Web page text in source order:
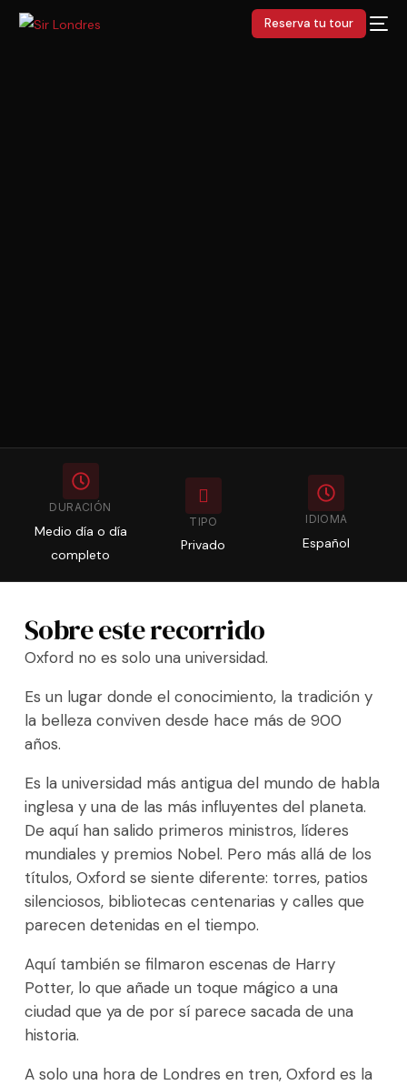
Reserva tu tour
DURACIÓN
Medio día o día
completo
TIPO
Privado
IDIOMA
Español
Sobre este recorrido
Oxford no es solo una universidad.
Es un lugar donde el conocimiento, la tradición y
la belleza conviven desde hace más de 900
años.
Es la universidad más antigua del mundo de habla
inglesa y una de las más influyentes del planeta.
De aquí han salido primeros ministros, líderes
mundiales y premios Nobel. Pero más allá de los
títulos, Oxford se siente diferente: torres, patios
silenciosos, bibliotecas centenarias y calles que
parecen detenidas en el tiempo.
Aquí también se filmaron escenas de Harry
Potter, lo que añade un toque mágico a una
ciudad que ya de por sí parece sacada de una
historia.
A solo una hora de Londres en tren, Oxford es la